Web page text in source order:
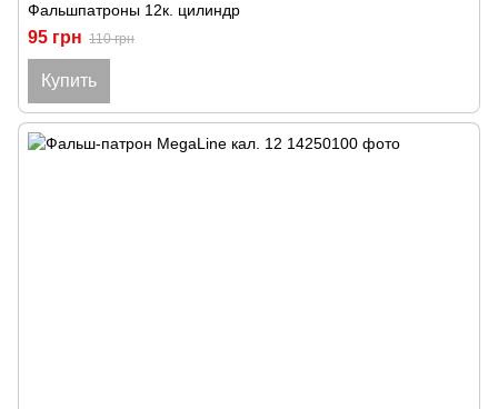
Фальшпатроны 12к. цилиндр
95 грн 110 грн
Купить